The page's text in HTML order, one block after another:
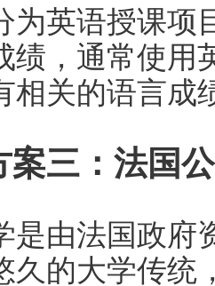
为英语授课项
绩，通常使用
相关的语言成
案三：法国
是由法国政府
久的大学传统